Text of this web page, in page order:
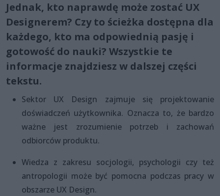
Jednak, kto naprawdę może zostać UX
Designerem? Czy to ścieżka dostępna dla
każdego, kto ma odpowiednią pasję i
gotowość do nauki? Wszystkie te
informacje znajdziesz w dalszej części
tekstu.
Sektor UX Design zajmuje się projektowanie
doświadczeń użytkownika. Oznacza to, że bardzo
ważne jest zrozumienie potrzeb i zachowań
odbiorców produktu.
Wiedza z zakresu socjologii, psychologii czy też
antropologii może być pomocna podczas pracy w
obszarze UX Design.